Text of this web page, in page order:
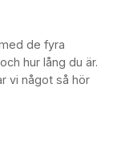
de fyra
hur lång du är.
vi något så hör